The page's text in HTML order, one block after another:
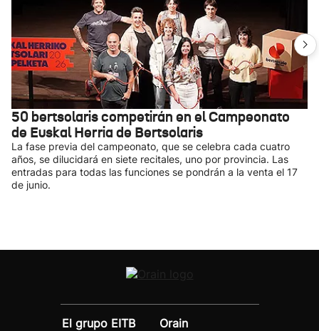
50 bertsolaris competirán en el Campeonato
de Euskal Herria de Bertsolaris
La fase previa del campeonato, que se celebra cada cuatro
años, se dilucidará en siete recitales, uno por provincia. Las
entradas para todas las funciones se pondrán a la venta el 17
de junio.
El grupo EITB
Orain